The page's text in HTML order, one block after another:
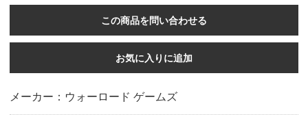
この商品を問い合わせる
お気に入りに追加
メーカー：ウォーロード ゲームズ